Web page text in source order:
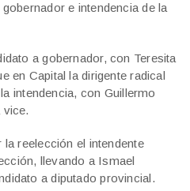
e intendencia de la
a gobernador, con Teresita
en Capital la dirigente radical
intendencia, con Guillermo
vice.
reelección el intendente
llevando a Ismael
a diputado provincial.